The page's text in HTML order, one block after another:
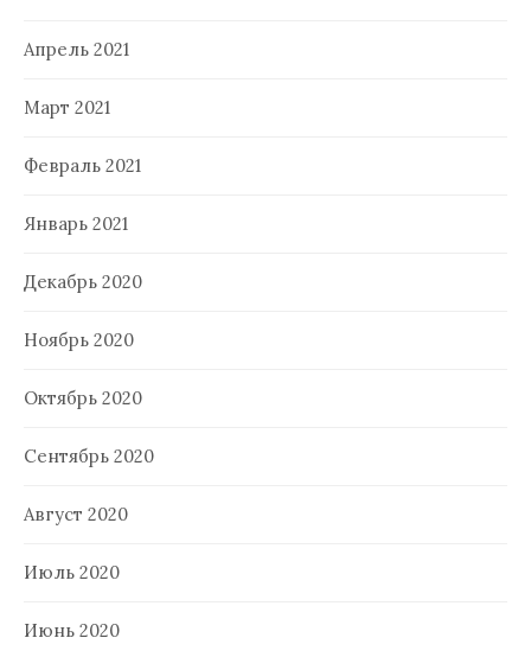
Апрель 2021
Март 2021
Февраль 2021
Январь 2021
Декабрь 2020
Ноябрь 2020
Октябрь 2020
Сентябрь 2020
Август 2020
Июль 2020
Июнь 2020